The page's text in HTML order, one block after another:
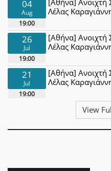
04
Aug
19:00
[Αθήνα] Ανοιχτή
Λέλας
26
Jul
19:00
[Αθήνα] Ανοιχτή
Λέλας
21
Jul
19:00
[Αθήνα] Ανοιχτή
Λέλας
View